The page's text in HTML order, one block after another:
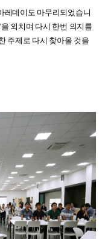
레데이도 마무리되었습니
'을 외치며 다시 한번 의지를
주제로 다시 찾아올 것을